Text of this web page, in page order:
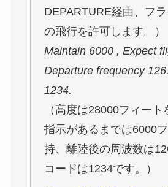
DEPARTURE経由、フ
の飛行を許可します。）
Maintain 6000 , Expect
Departure frequency
1234.
（高度は28000フィー
指示があるまでは6000
持、離陸後の周波数は
コードは1234です。）